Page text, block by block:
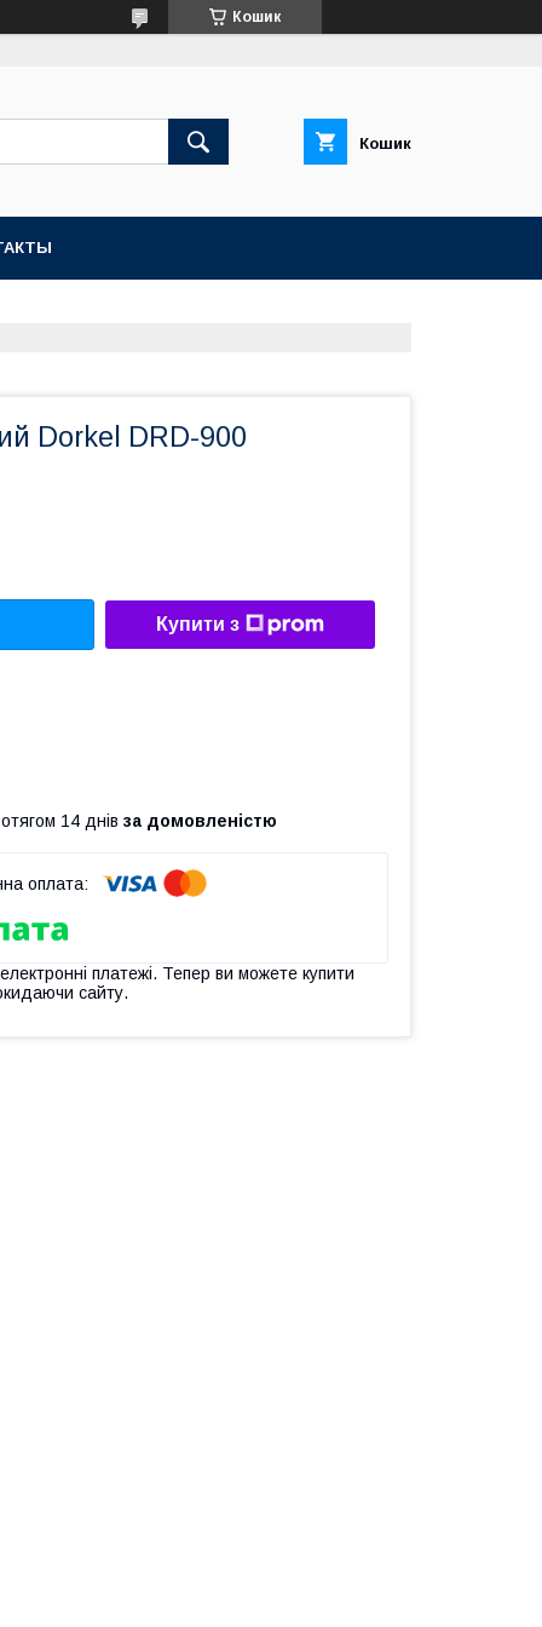
Кошик
Кошик
Dorkel DRD-900
Купити з
14 днів за домовленістю
платежі. Тепер ви можете купити
сайту.